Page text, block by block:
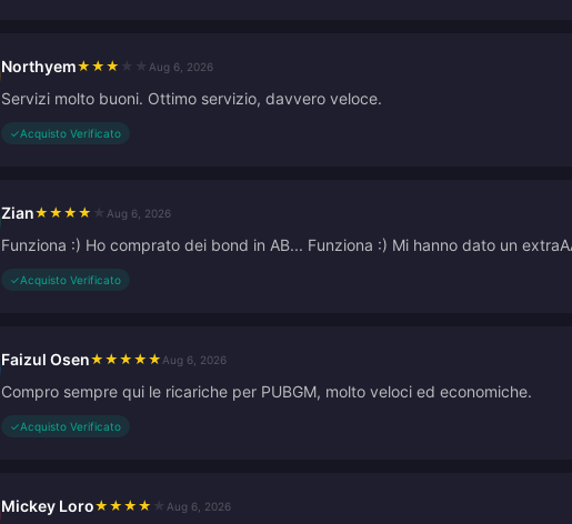
Northyem★ ★ ★ Aug 6, 2026
Servizi molto buoni. Ottimo servizio, davvero veloce.
✓Acquisto Verificato
Zian★ ★ ★ ★ Aug 6, 2026
Funziona :) Ho comprato dei bond in AB... Funziona :) Mi hanno dato un
✓Acquisto Verificato
Faizul Osen★ ★ ★ ★ ★ Aug 6, 2026
Compro sempre qui le ricariche per PUBGM, molto veloci ed economiche.
✓Acquisto Verificato
Mickey Loro★ ★ ★ ★ Aug 6, 2026